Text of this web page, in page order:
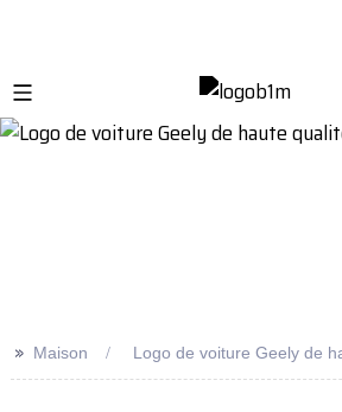
>> Maison Logo de voiture Geely de